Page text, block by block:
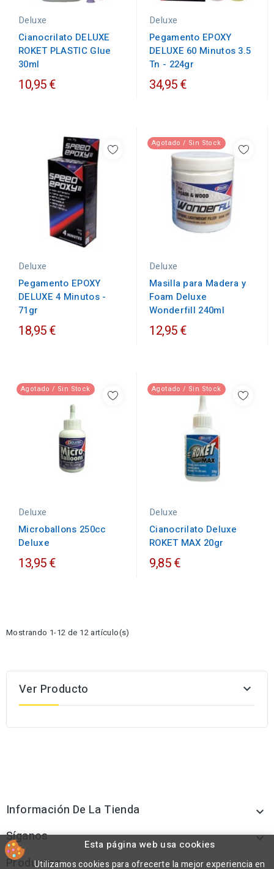
Deluxe
Cianocrilato DELUXE
ROKET PLASTIC Glue
30ml
10,95 €
Deluxe
Pegamento EPOXY
DELUXE 60 Minutos 3.5
Tn - 224gr
34,95 €
Deluxe
Pegamento EPOXY
DELUXE 4 Minutos -
71gr
18,95 €
Agotado / Sin Stock
Deluxe
Masilla para Madera y
Foam Deluxe
Wonderfill 240ml
12,95 €
Agotado / Sin Stock
Deluxe
Microballons 250cc
Deluxe
13,95 €
Agotado / Sin Stock
Deluxe
Cianocrilato Deluxe
ROKET MAX 20gr
9,85 €
Mostrando 1-12 de 12 artículo(s)
Ver Producto 
Información De La Tienda 
Síganos 
Productos 
Esta página web usa cookies
Utilizamos cookies para ofrecerte la mejor experiencia en